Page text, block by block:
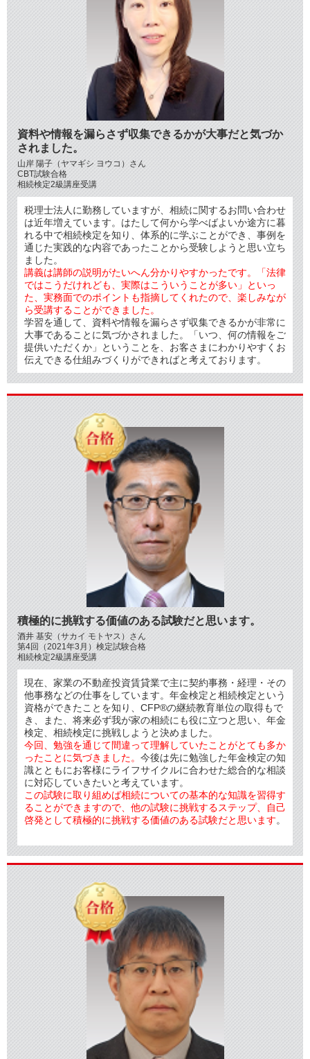
資料や情報を漏らさず収集できるかが大事だと気づか
されました。
山岸 陽子（ヤマギシ ヨウコ）さん
CBT試験合格
相続検定2級講座受講
税理士法人に勤務していますが、相続に関するお問い合わせ
は近年増えています。はたして何から学べばよいか途方に暮
れる中で相続検定を知り、体系的に学ぶことができ、事例を
通じた実践的な内容であったことから受験しようと思い立ち
ました。
講義は講師の説明がたいへん分かりやすかったです。「法律
ではこうだけれども、実際はこういうことが多い」といっ
た、実務面でのポイントも指摘してくれたので、楽しみなが
ら受講することができました。
学習を通して、資料や情報を漏らさず収集できるかが非常に
大事であることに気づかされました。「いつ、何の情報をご
提供いただくか」ということを、お客さまにわかりやすくお
伝えできる仕組みづくりができればと考えております。
積極的に挑戦する価値のある試験だと思います。
酒井 基安（サカイ モトヤス）さん
第4回（2021年3月）検定試験合格
相続検定2級講座受講
現在、家業の不動産投資賃貸業で主に契約事務・経理・その
他事務などの仕事をしています。年金検定と相続検定という
資格ができたことを知り、CFP®の継続教育単位の取得もで
き、また、将来必ず我が家の相続にも役に立つと思い、年金
検定、相続検定に挑戦しようと決めました。
今回、勉強を通じて間違って理解していたことがとても多か
ったことに気づきました。 今後は先に勉強した年金検定の知
識とともにお客様にライフサイクルに合わせた総合的な相談
に対応していきたいと考えています。
この試験に取り組めば相続についての基本的な知識を習得す
ることができますので、他の試験に挑戦するステップ、自己
啓発として積極的に挑戦する価値のある試験だと思います。